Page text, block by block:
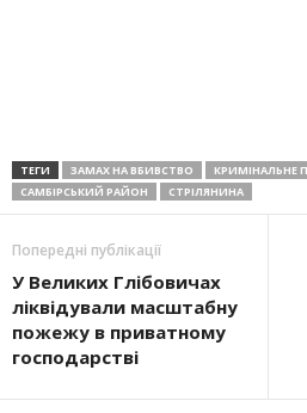
ТЕГИ ЗАМАХ НА ВБИВСТВО КРИМІНАЛЬНЕ
САМБІРСЬКИЙ РАЙОН
СТРІЛЯНИНА
Попередні публікації
У Великих Глібовичах
ліквідували масштабну
пожежу в приватному
господарстві